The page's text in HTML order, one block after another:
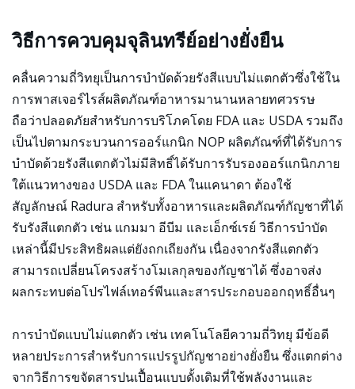
วิธีการควบคุมจุลินทรีย์อย่างยั่งยืน
คลื่นความถี่วิทยุเป็นการบำบัดด้วยรังสีแบบไม่แตกตัวซึ่งใช้ใน
การพาสเจอร์ไรส์ผลิตภัณฑ์อาหารมานานหลายทศวรรษ
ถือว่าปลอดภัยสำหรับการบริโภคโดย FDA และ USDA รวมถึง
เป็นไปตามกระบวนการออร์แกนิก NOP ผลิตภัณฑ์ที่ได้รับการ
บำบัดด้วยรังสีแตกตัวไม่มีสิทธิ์ได้รับการรับรองออร์แกนิกภาย
ใต้แนวทางของ USDA และ FDA ในแคนาดา ต้องใช้
สัญลักษณ์ Radura สำหรับทั้งอาหารและผลิตภัณฑ์กัญชาที่ได้
รับรังสีแตกตัว เช่น แกมมา อีบีม และเอ็กซ์เรย์ วิธีการบำบัด
เหล่านี้มีประสิทธิผลแต่ยังถกเถียงกัน เนื่องจากรังสีแตกตัว
สามารถเปลี่ยนโครงสร้างโมเลกุลของกัญชาได้ ซึ่งอาจส่ง
ผลกระทบต่อโปรไฟล์เทอร์พีนและสารประกอบออกฤทธิ์อื่นๆ
การบำบัดแบบไม่แตกตัว เช่น เทคโนโลยีความถี่วิทยุ มีข้อดี
หลายประการสำหรับการแปรรูปกัญชาอย่างยั่งยืน ซึ่งแตกต่าง
จากวิธีการขจัดสารปนเปื้อนแบบดั้งเดิมที่ใช้พลังงานและ